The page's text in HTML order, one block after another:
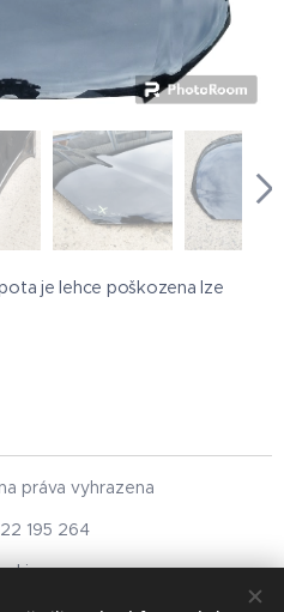
je lehce poškozena lze
práva vyhrazena
195 264